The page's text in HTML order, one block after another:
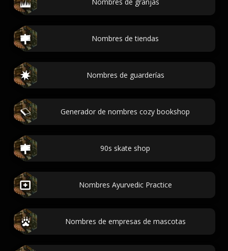
Nombres de tiendas
Nombres de guarderías
Generador de nombres cozy bookshop
90s skate shop
Nombres Ayurvedic Practice
Nombres de empresas de mascotas